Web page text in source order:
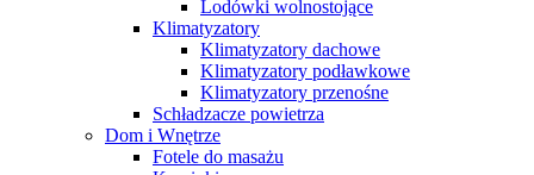
Lodówki wolnostojące
Klimatyzatory
Klimatyzatory dachowe
Klimatyzatory podławkowe
Klimatyzatory przenośne
Schładzacze powietrza
Dom i Wnętrze
Fotele do masażu